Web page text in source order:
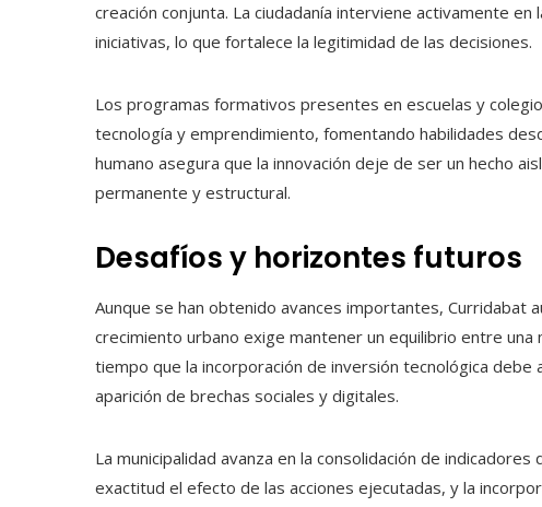
creación conjunta. La ciudadanía interviene activamente
iniciativas, lo que fortalece la legitimidad de las decisiones.
Los programas formativos presentes en escuelas y
tecnología y emprendimiento, fomentando habilidades
humano asegura que la innovación deje de ser un hecho
permanente y estructural.
Desafíos y horizontes futuros
Aunque se han obtenido avances importantes, Curridabat
crecimiento urbano exige mantener un equilibrio entre una
tiempo que la incorporación de inversión tecnológica debe
aparición de brechas sociales y digitales.
La municipalidad avanza en la consolidación de
exactitud el efecto de las acciones ejecutadas, y la